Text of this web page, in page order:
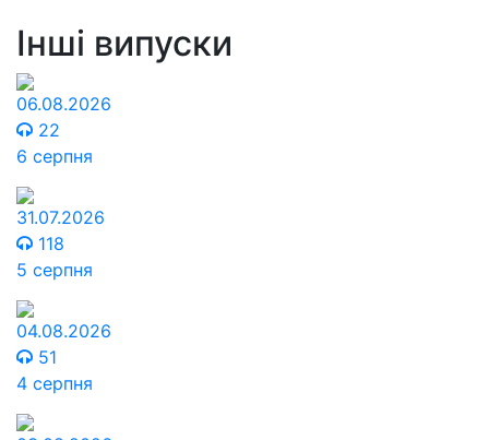
Інші випуски
06.08.2026
22
6 серпня
31.07.2026
118
5 серпня
04.08.2026
51
4 серпня